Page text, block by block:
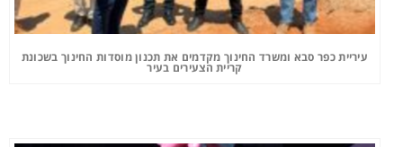
עיריית כפר סבא ומשרד החינוך מקדמים את תכנון מוסדות החינוך בשכונת
קריית הצעירים בעיר